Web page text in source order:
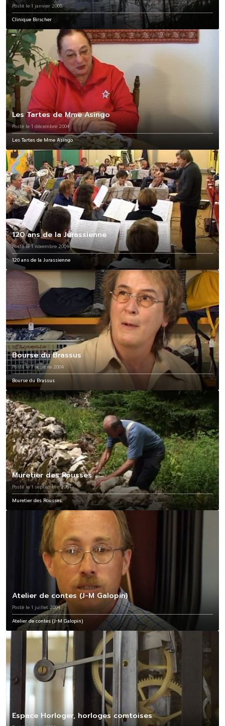
Posté le 1 janvier 2005
Clinique Birscher
Les Tartes de Mme Asingo
Posté le 1 décembre 2004
Les Tartes de Mme Asingo
120 ans de la Jurassienne
Posté le 1 novembre 2004
120 ans de la Jurassienne
Bourse du Brassus
Posté le 1 octobre 2004
Bourse du Brassus
Muretier des Rousses
Posté le 1 septembre 2004
Muretier des Rousses
Atelier de contes (J-M Galopin)
Posté le 1 juillet 2004
Atelier de contes (J-M Galopin)
Espace Horloger, horloges comtoises